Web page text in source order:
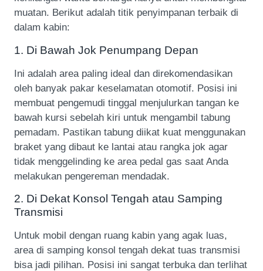
muatan. Berikut adalah titik penyimpanan terbaik di
dalam kabin:
1. Di Bawah Jok Penumpang Depan
Ini adalah area paling ideal dan direkomendasikan
oleh banyak pakar keselamatan otomotif. Posisi ini
membuat pengemudi tinggal menjulurkan tangan ke
bawah kursi sebelah kiri untuk mengambil tabung
pemadam. Pastikan tabung diikat kuat menggunakan
braket yang dibaut ke lantai atau rangka jok agar
tidak menggelinding ke area pedal gas saat Anda
melakukan pengereman mendadak.
2. Di Dekat Konsol Tengah atau Samping
Transmisi
Untuk mobil dengan ruang kabin yang agak luas,
area di samping konsol tengah dekat tuas transmisi
bisa jadi pilihan. Posisi ini sangat terbuka dan terlihat